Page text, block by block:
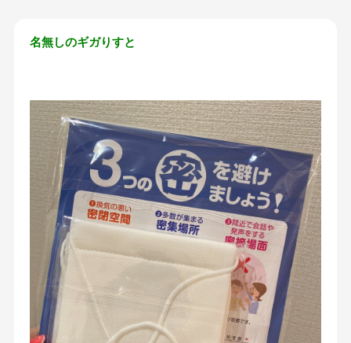
名無しのギガりすと